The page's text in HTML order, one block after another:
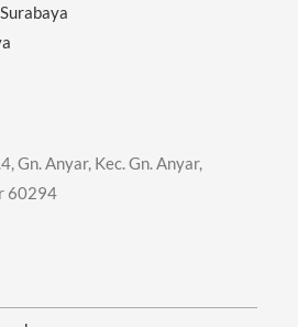
Gn. Anyar, Kec. Gn. Anyar,
60294